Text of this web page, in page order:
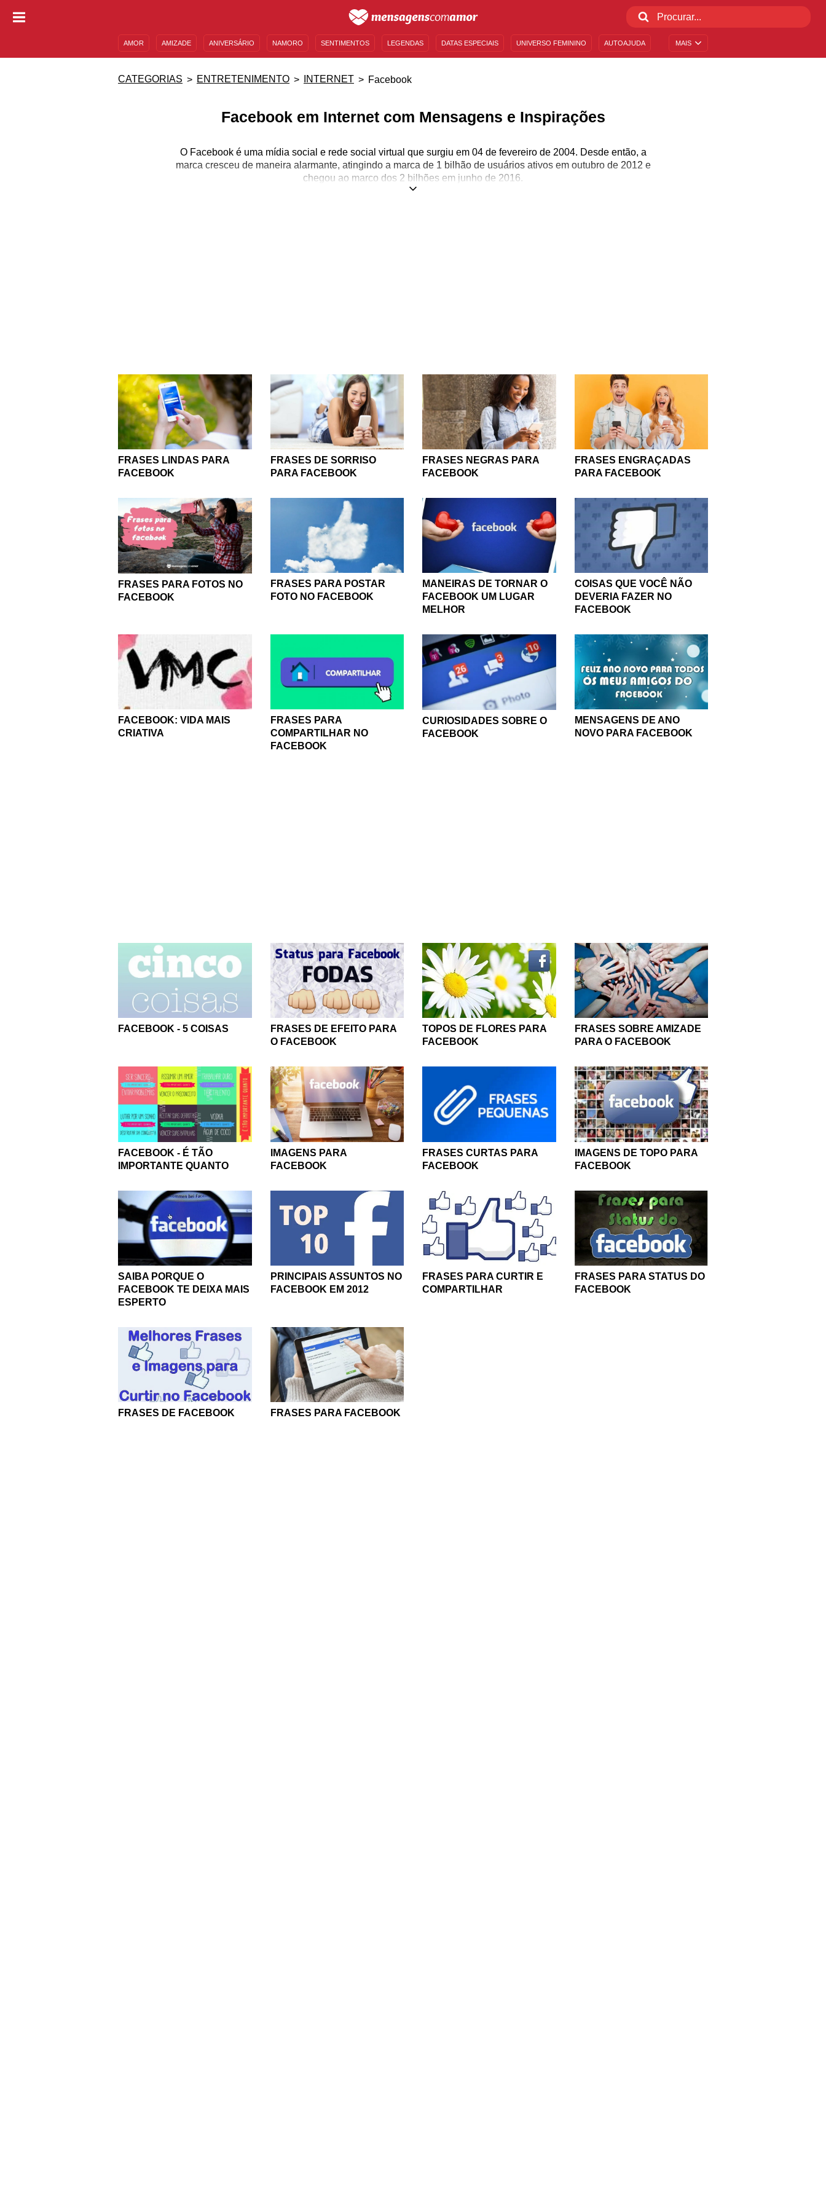
MAIS
AMOR AMIZADE ANIVERSÁRIO NAMORO SENTIMENTOS LEGENDAS DATAS ESPECIAIS UNIVERSO FEMININO AUTOAJUDA
CATEGORIAS ENTRETENIMENTO INTERNET Facebook
Facebook em Internet com Mensagens e Inspirações
O Facebook é uma mídia social e rede social virtual que surgiu em 04 de fevereiro de 2004. Desde então, a
marca cresceu de maneira alarmante, atingindo a marca de 1 bilhão de usuários ativos em outubro de 2012 e
chegou ao marco dos 2 bilhões em junho de 2016.
Por fim, o que não pode faltar é o compartilhamento, afinal, é para isso que a rede social foi criada, certo? Então,
não tenha medo e compartilhe com todos os seus amigos do Facebook as nossas frases e mensagens, temos a
certeza de que eles adorarão e até mesmo colocarão em prática as maneiras de tornar a rede social em um
ambiente melhor. Afinal, quando utilizamos uma rede social tão grande como essa de maneira positiva, com
certeza, todos saem ganhando
FRASES LINDAS PARA
FACEBOOK
FRASES DE SORRISO
PARA FACEBOOK
FRASES NEGRAS PARA
FACEBOOK
FRASES ENGRAÇADAS
PARA FACEBOOK
FRASES PARA FOTOS NO
FACEBOOK
FRASES PARA POSTAR
FOTO NO FACEBOOK
MANEIRAS DE TORNAR O
FACEBOOK UM LUGAR
MELHOR
COISAS QUE VOCÊ NÃO
DEVERIA FAZER NO
FACEBOOK
FACEBOOK: VIDA MAIS
CRIATIVA
FRASES PARA
COMPARTILHAR NO
FACEBOOK
CURIOSIDADES SOBRE O
FACEBOOK
MENSAGENS DE ANO
NOVO PARA FACEBOOK
FACEBOOK - 5 COISAS
FRASES DE EFEITO PARA
O FACEBOOK
TOPOS DE FLORES PARA
FACEBOOK
FRASES SOBRE AMIZADE
PARA O FACEBOOK
FACEBOOK - É TÃO
IMPORTANTE QUANTO
IMAGENS PARA
FACEBOOK
FRASES CURTAS PARA
FACEBOOK
IMAGENS DE TOPO PARA
FACEBOOK
SAIBA PORQUE O
FACEBOOK TE DEIXA MAIS
ESPERTO
PRINCIPAIS ASSUNTOS NO
FACEBOOK EM 2012
FRASES PARA CURTIR E
COMPARTILHAR
FRASES PARA STATUS DO
FACEBOOK
FRASES DE FACEBOOK FRASES PARA FACEBOOK